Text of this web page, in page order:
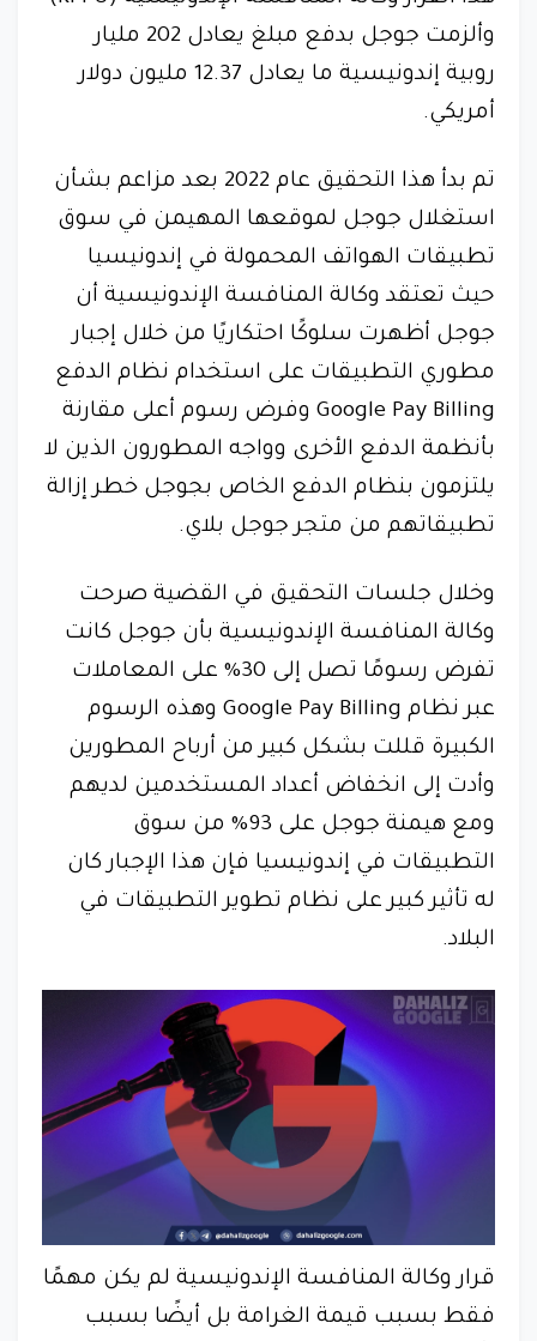
وألزمت جوجل بدفع مبلغ يعادل 202 مليار
روبية إندونيسية ما يعادل 12.37 مليون دولار
أمريكي.
تم بدأ هذا التحقيق عام 2022 بعد مزاعم بشأن
استغلال جوجل لموقعها المهيمن في سوق
تطبيقات الهواتف المحمولة في إندونيسيا
حيث تعتقد وكالة المنافسة الإندونيسية أن
جوجل أظهرت سلوكًا احتكاريًا من خلال إجبار
مطوري التطبيقات على استخدام نظام الدفع
Google Pay Billing وفرض رسوم أعلى مقارنة
بأنظمة الدفع الأخرى وواجه المطورون الذين لا
يلتزمون بنظام الدفع الخاص بجوجل خطر إزالة
تطبيقاتهم من متجر جوجل بلاي.
وخلال جلسات التحقيق في القضية صرحت
وكالة المنافسة الإندونيسية بأن جوجل كانت
تفرض رسومًا تصل إلى 30% على المعاملات
عبر نظام Google Pay Billing وهذه الرسوم
الكبيرة قللت بشكل كبير من أرباح المطورين
وأدت إلى انخفاض أعداد المستخدمين لديهم
ومع هيمنة جوجل على 93% من سوق
التطبيقات في إندونيسيا فإن هذا الإجبار كان
له تأثير كبير على نظام تطوير التطبيقات في
البلاد.
قرار وكالة المنافسة الإندونيسية لم يكن مهمًا
فقط بسبب قيمة الغرامة بل أيضًا بسبب